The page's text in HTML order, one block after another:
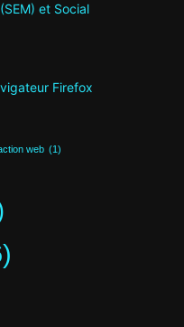
et Social
Firefox
web (1)